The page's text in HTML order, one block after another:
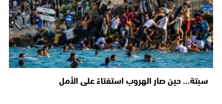
سبتة… حين صار الهروب استفتاءً على الأمل